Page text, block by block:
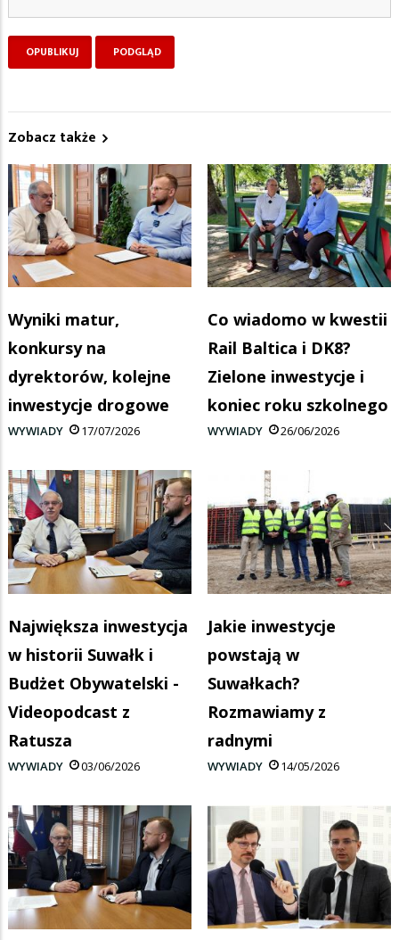
Zobacz także
Wyniki matur,
konkursy na
dyrektorów, kolejne
inwestycje drogowe
WYWIADY 17/07/2026
Co wiadomo w kwestii
Rail Baltica i DK8?
Zielone inwestycje i
koniec roku szkolnego
WYWIADY 26/06/2026
Największa inwestycja
w historii Suwałk i
Budżet Obywatelski -
Videopodcast z
Ratusza
WYWIADY 03/06/2026
Jakie inwestycje
powstają w
Suwałkach?
Rozmawiamy z
radnymi
WYWIADY 14/05/2026